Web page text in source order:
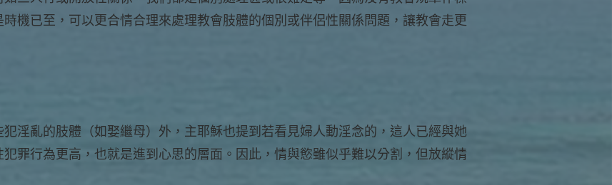
機已至，可以更合情合理來處理教會肢體的個別或伴侶性關係問題，讓教會走更
淫亂的肢體（如娶繼母）外，主耶穌也提到若看見婦人動淫念的，這人已經與她
罪行為更高，也就是進到心思的層面。因此，情與慾雖似乎難以分割，但放縱情